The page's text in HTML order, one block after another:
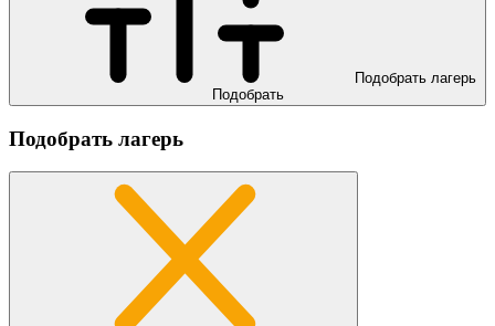
Подобрать лагерь
Подобрать
Подобрать лагерь